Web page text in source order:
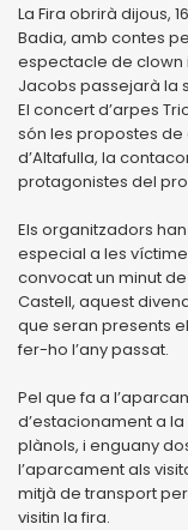
La Fira obrirà dijous,
Badia, amb contes
espectacle de clown
Jacobs passejarà la
El concert d’arpes
són les propostes de
d’Altafulla, la
protagonistes del
Els organitzadors
especial a les
convocat un minut
Castell, aquest
que seran presents
fer-ho l’any passat.
Pel que fa a
d’estacionament a
plànols, i enguany
l’aparcament als
mitjà de transport
visitin la fira.